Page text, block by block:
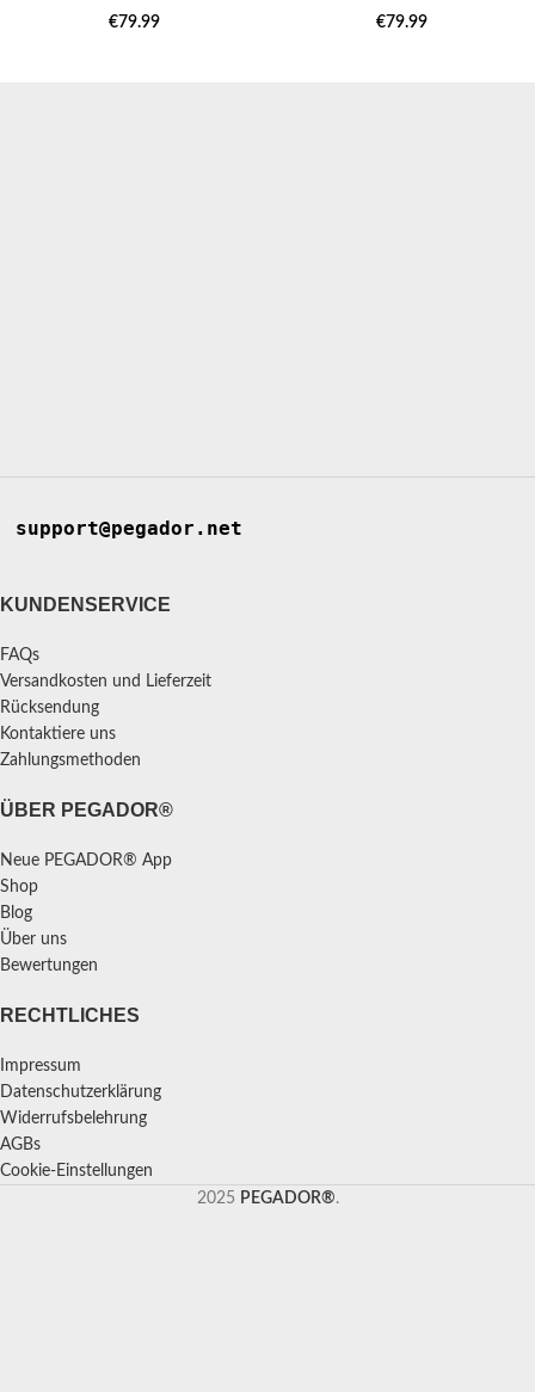
€79.99 €79.99
support@pegador.net
KUNDENSERVICE
FAQs
Versandkosten und Lieferzeit
Rücksendung
Kontaktiere uns
Zahlungsmethoden
ÜBER PEGADOR®
Neue PEGADOR® App
Shop
Blog
Über uns
Bewertungen
RECHTLICHES
Impressum
Datenschutzerklärung
Widerrufsbelehrung
AGBs
Cookie-Einstellungen
2025 PEGADOR®.